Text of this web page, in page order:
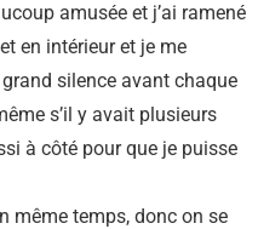
amusée et j’ai ramené
en intérieur et je me
silence avant chaque
s’il y avait plusieurs
à côté pour que je puisse
même temps, donc on se